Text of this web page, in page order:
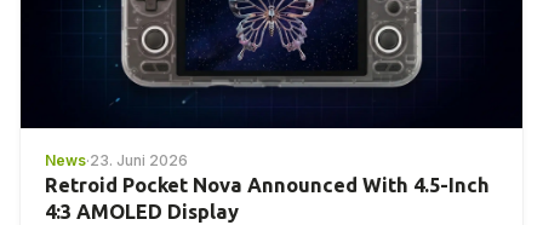
News·23. Juni 2026
Retroid Pocket Nova Announced With 4.5-Inch
4:3 AMOLED Display